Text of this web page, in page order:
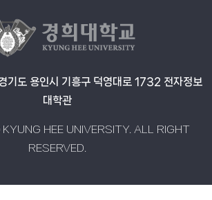
기도 용인시 기흥구 덕영대로 1732 전자정보
대학관
HEE UNIVERSITY. ALL RIGHT
RESERVED.